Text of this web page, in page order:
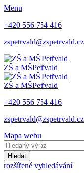
Menu
+420 ​556 754 416
​zspetrvald@zspetrvald.cz​
ZŠ a MŠPetřvald
ZŠ a MŠPetřvald
+420 ​556 754 416
​zspetrvald@zspetrvald.cz​
Mapa webu
Hledat
rozšířené vyhledávání